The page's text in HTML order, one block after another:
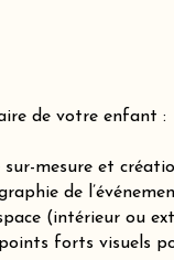
de votre enfant :
sur-mesure et
de
(intérieur ou
forts visuels